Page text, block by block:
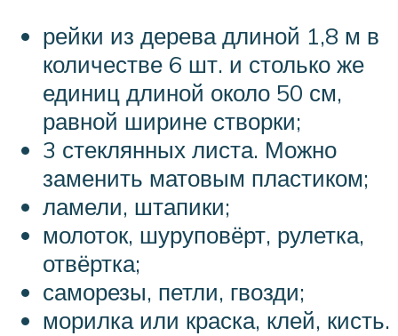
рейки из дерева длиной 1,8 м в
количестве 6 шт. и столько же
единиц длиной около 50 см,
равной ширине створки;
3 стеклянных листа. Можно
заменить матовым пластиком;
ламели, штапики;
молоток, шуруповёрт, рулетка,
отвёртка;
саморезы, петли, гвозди;
морилка или краска, клей, кисть.